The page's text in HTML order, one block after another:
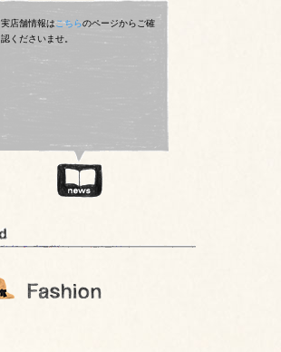
実店舗情報はこちらのページからご確
認くださいませ。